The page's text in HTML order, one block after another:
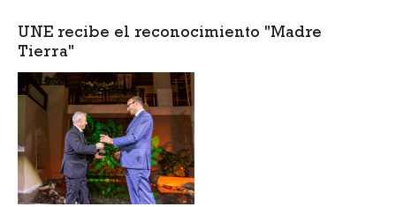
UNE recibe el reconocimiento "Madre
Tierra"